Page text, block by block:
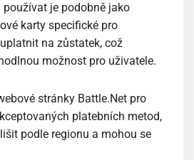
je podobně jako
karty specifické pro
na zůstatek, což
možnost pro uživatele.
stránky Battle.Net pro
platebních metod,
podle regionu a mohou se